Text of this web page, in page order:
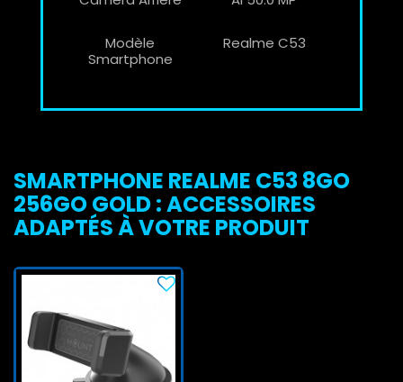
Modèle
Smartphone
Realme C53
SMARTPHONE REALME C53 8GO
256GO GOLD : ACCESSOIRES
ADAPTÉS À VOTRE PRODUIT